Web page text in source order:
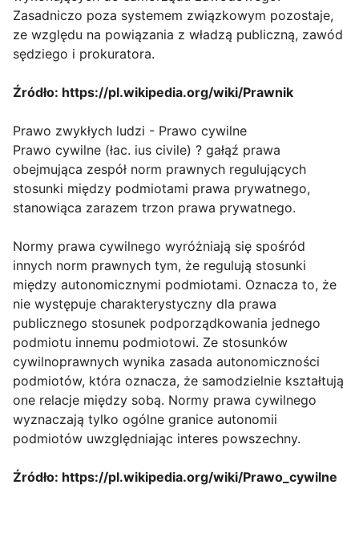
Zasadniczo poza systemem związkowym pozostaje,
ze względu na powiązania z władzą publiczną, zawód
sędziego i prokuratora.
Źródło: https://pl.wikipedia.org/wiki/Prawnik
Prawo zwykłych ludzi - Prawo cywilne
Prawo cywilne (łac. ius civile) ? gałąź prawa
obejmująca zespół norm prawnych regulujących
stosunki między podmiotami prawa prywatnego,
stanowiąca zarazem trzon prawa prywatnego.
Normy prawa cywilnego wyróżniają się spośród
innych norm prawnych tym, że regulują stosunki
między autonomicznymi podmiotami. Oznacza to, że
nie występuje charakterystyczny dla prawa
publicznego stosunek podporządkowania jednego
podmiotu innemu podmiotowi. Ze stosunków
cywilnoprawnych wynika zasada autonomiczności
podmiotów, która oznacza, że samodzielnie kształtują
one relacje między sobą. Normy prawa cywilnego
wyznaczają tylko ogólne granice autonomii
podmiotów uwzględniając interes powszechny.
Źródło: https://pl.wikipedia.org/wiki/Prawo_cywilne